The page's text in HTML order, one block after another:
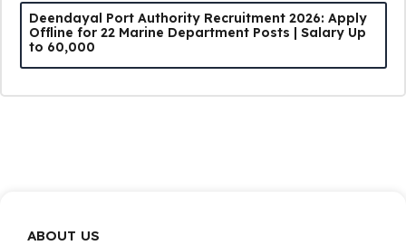
Deendayal Port Authority Recruitment 2026: Apply
Offline for 22 Marine Department Posts | Salary Up
to ₹60,000
ABOUT US